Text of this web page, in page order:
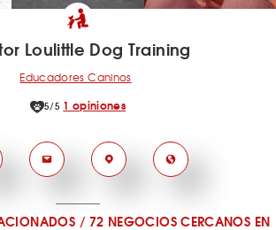
Loulittle Dog Training
Educadores Caninos
5/5 1 opiniones
/ 72 NEGOCIOS CERCANOS EN